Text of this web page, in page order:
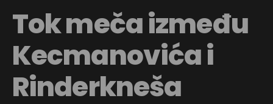
Tok meča između
Kecmanovića i
Rinderkneša